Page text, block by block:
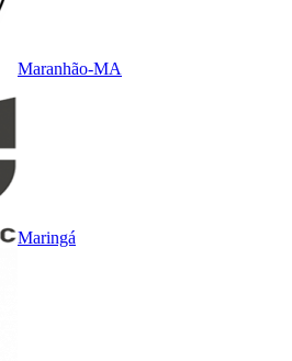
Maranhão-MA
Maringá